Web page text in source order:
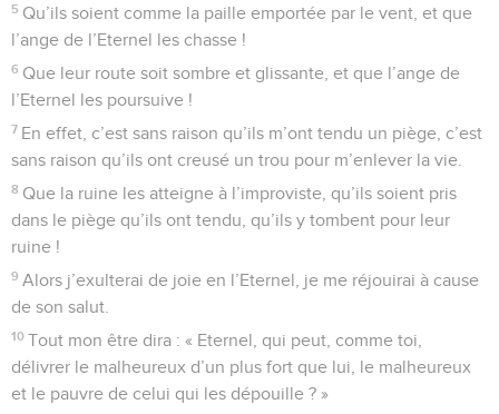
5 Qu’ils soient comme la paille emportée par le vent, et que
l’ange de l’Eternel les chasse !
6 Que leur route soit sombre et glissante, et que l’ange de
l’Eternel les poursuive !
7 En effet, c’est sans raison qu’ils m’ont tendu un piège, c’est
sans raison qu’ils ont creusé un trou pour m’enlever la vie.
8 Que la ruine les atteigne à l’improviste, qu’ils soient pris
dans le piège qu’ils ont tendu, qu’ils y tombent pour leur
ruine !
9 Alors j’exulterai de joie en l’Eternel, je me réjouirai à cause
de son salut.
10 Tout mon être dira : « Eternel, qui peut, comme toi,
délivrer le malheureux d’un plus fort que lui, le malheureux
et le pauvre de celui qui les dépouille ? »